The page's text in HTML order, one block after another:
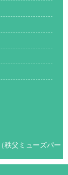
秩父ミューズパー